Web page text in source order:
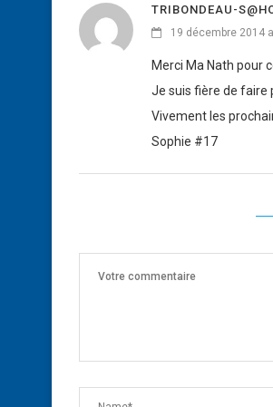
TRIBONDEAU-
19 décembre 2014
Merci Ma Nath pour
Je suis fière de faire
Vivement les
Sophie #17